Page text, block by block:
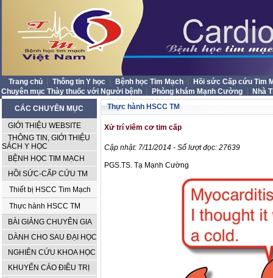
Trang chủ Thông tin Y học Bệnh học Tim Mạch
Hồi sức Cấp cứu Tim
Chuyên mục Thày thuốc với Người bệnh
Phòng khám Mạnh Cường
Nhà
CÁC CHUYÊN MỤC
GIỚI THIỆU WEBSITE
THÔNG TIN, GIỚI THIỆU
SÁCH Y HỌC
BỆNH HỌC TIM MẠCH
HỒI SỨC-CẤP CỨU TM
Thiết bị HSCC Tim Mạch
Thực hành HSCC TM
BÀI GIẢNG CHUYÊN GIA
DÀNH CHO SAU ĐẠI HỌC
NGHIÊN CỨU KHOA HỌC
KHUYẾN CÁO ĐIỀU TRỊ
Thực hành HSCC TM
Xử trí viêm cơ tim cấp
Cập nhật: 7/11/2014 - Số lượt đọc: 27639
PGS.TS. Tạ Mạnh Cường